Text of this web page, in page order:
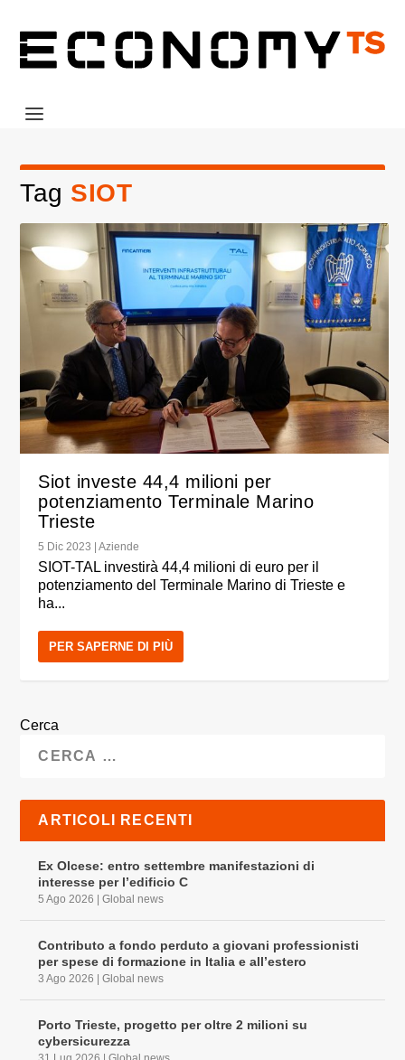
Tag SIOT
Siot investe 44,4 milioni per
potenziamento Terminale Marino
Trieste
5 Dic 2023 |Aziende
SIOT-TAL investirà 44,4 milioni di euro per il
potenziamento del Terminale Marino di Trieste e
ha...
PER SAPERNE DI PIÙ
Cerca
ARTICOLI RECENTI
Ex Olcese: entro settembre manifestazioni di
interesse per l’edificio C
5 Ago 2026 |Global news
Contributo a fondo perduto a giovani professionisti
per spese di formazione in Italia e all’estero
3 Ago 2026 |Global news
Porto Trieste, progetto per oltre 2 milioni su
cybersicurezza